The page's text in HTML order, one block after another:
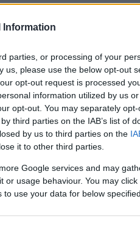
Information
parties, or processing of your
us, please use the below opt-out
opt-out request is processed
information utilized by us
opt-out. You may separately
third parties on the IAB’s list of
by us to third parties on the
it to other third parties.
Google services and may
or usage behaviour. You may
use your data for below
στην κυβέρνηση»,
περί δυσκολιών
ομάδας, οι οποίες -
με Πούτιν, η απάντηση
κατευθύνσεις και τις
με τις ΗΠΑ, παρά
Ισραήλ προσπαθούν να
Σουλτανάτο του Ομάν θα
με τους κανόνες του
με τη λειτουργία της,